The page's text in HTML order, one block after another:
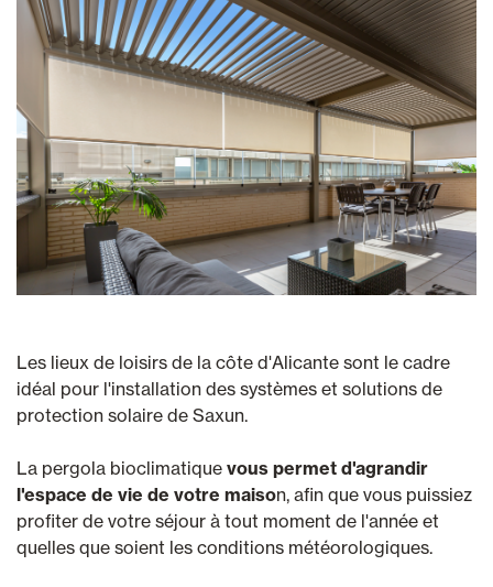
Les lieux de loisirs de la côte d'Alicante sont le cadre
idéal pour l'installation des systèmes et solutions de
protection solaire de Saxun.
La pergola bioclimatique vous permet d'agrandir
l'espace de vie de votre maison, afin que vous puissiez
profiter de votre séjour à tout moment de l'année et
quelles que soient les conditions météorologiques.